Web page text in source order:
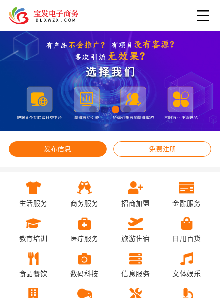
发布信息 免费注册
生活服务 商务服务 招商加盟 金融服务
教育培训 医疗服务 旅游住宿 日用百货
食品餐饮 数码科技 信息服务 文体娱乐